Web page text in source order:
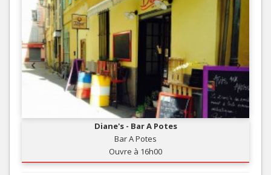
Diane's - Bar A Potes
Bar A Potes
Ouvre à 16h00